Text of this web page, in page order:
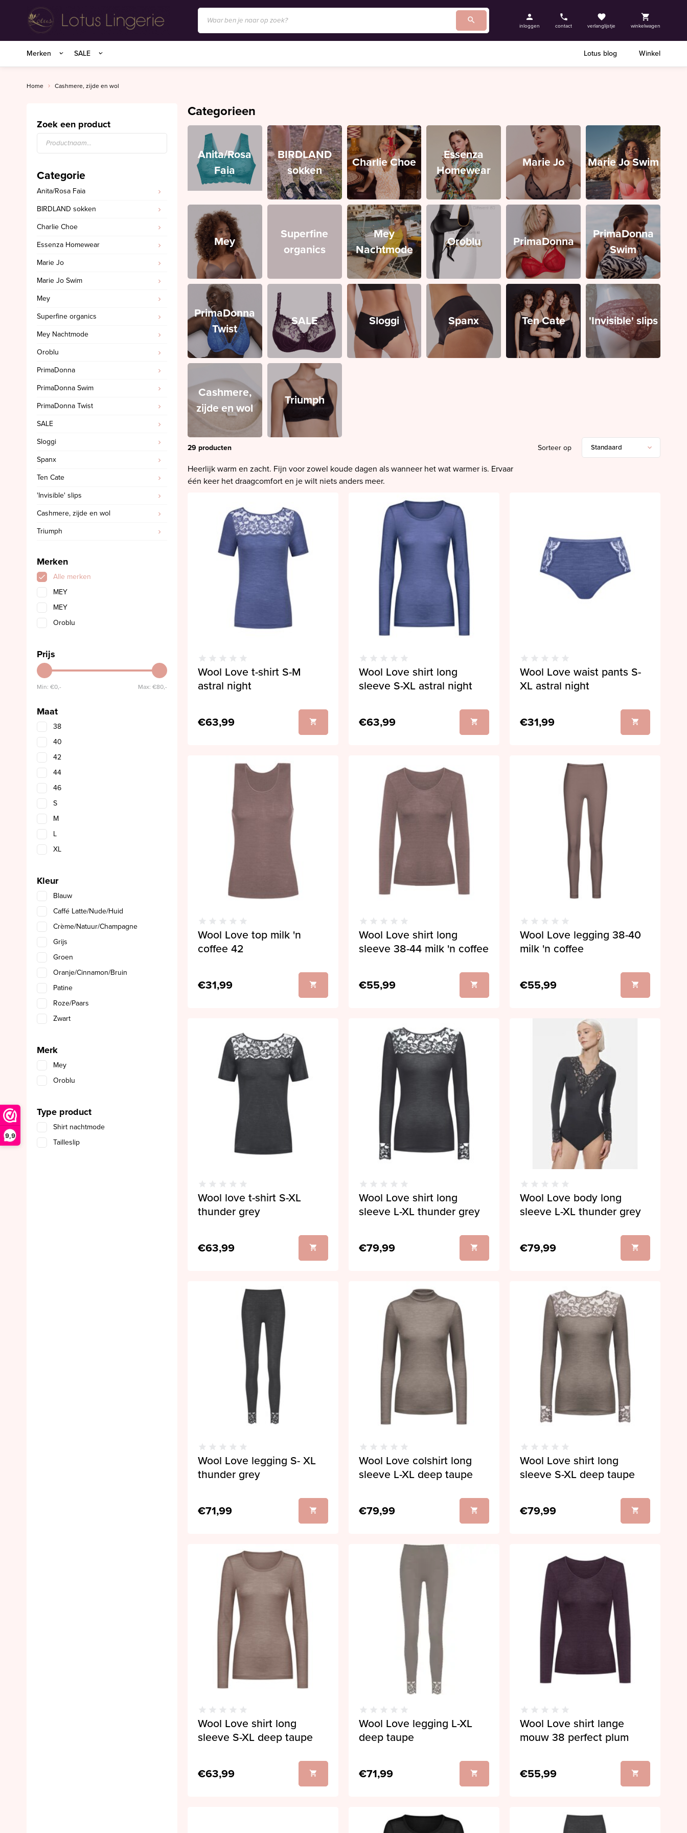
9,9
inloggen contact verlanglijstje winkelwagen
Merken SALE Lotus blog Winkel
Anita/Rosa Faia
BIRDLAND sokken
Charlie Choe
Marie Jo
Marie Jo Swim
Superfine organics
Mey Nachtmode
Oroblu
PrimaDonna
PrimaDonna Swim
PrimaDonna Twist
SALE
Sloggi
Spanx
Ten Cate
'Invisible' slips
Cashmere, zijde en wol
Triumph
SALE Marie Jo
SALE Marie Jo Swim
SALE Mey
SALE PrimaDonna
SALE PrimaDonna Twist
SALE PrimaDonna Swim
SALE Ten Cate
Home Cashmere, zijde en wol
Zoek een product
Categorie
Anita/Rosa Faia
BIRDLAND sokken
Charlie Choe
Essenza Homewear
Marie Jo
Marie Jo Swim
Mey
Superfine organics
Mey Nachtmode
Oroblu
PrimaDonna
PrimaDonna Swim
PrimaDonna Twist
SALE
Sloggi
Spanx
Ten Cate
'Invisible' slips
Cashmere, zijde en wol
Triumph
Merken
Alle merken
MEY
MEY
Oroblu
Prijs
Min: €0,- Max: €80,-
Maat
38
40
42
44
46
S
M
L
XL
Kleur
Blauw
Caffé Latte/Nude/Huid
Crème/Natuur/Champagne
Grijs
Groen
Oranje/Cinnamon/Bruin
Patine
Roze/Paars
Zwart
Merk
Mey
Oroblu
Type product
Shirt nachtmode
Tailleslip
Categorieen
Anita/Rosa
Faia
BIRDLAND
sokken
Charlie Choe
Essenza
Homewear
Marie Jo Marie Jo Swim
Mey
Superfine
organics
Mey
Nachtmode
Oroblu PrimaDonna
PrimaDonna
Swim
PrimaDonna
Twist
SALE Sloggi Spanx Ten Cate 'Invisible' slips
Cashmere,
zijde en wol
Triumph
29 producten Sorteer op
Heerlijk warm en zacht. Fijn voor zowel koude dagen als wanneer het wat warmer is. Ervaar
één keer het draagcomfort en je wilt niets anders meer.
Wool Love t-shirt S-M
astral night
€63,99
Wool Love shirt long
sleeve S-XL astral night
€63,99
Wool Love waist pants S-
XL astral night
€31,99
Wool Love top milk 'n
coffee 42
€31,99
Wool Love shirt long
sleeve 38-44 milk 'n coffee
€55,99
Wool Love legging 38-40
milk 'n coffee
€55,99
Wool love t-shirt S-XL
thunder grey
€63,99
Wool Love shirt long
sleeve L-XL thunder grey
€79,99
Wool Love body long
sleeve L-XL thunder grey
€79,99
Wool Love legging S- XL
thunder grey
€71,99
Wool Love colshirt long
sleeve L-XL deep taupe
€79,99
Wool Love shirt long
sleeve S-XL deep taupe
€79,99
Wool Love shirt long
sleeve S-XL deep taupe
€63,99
Wool Love legging L-XL
deep taupe
€71,99
Wool Love shirt lange
mouw 38 perfect plum
€55,99